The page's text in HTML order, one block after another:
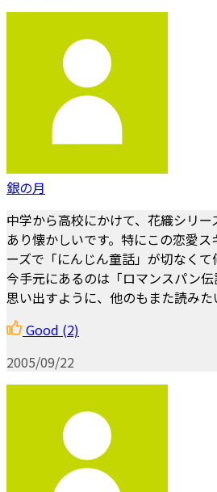
銀の月
中学から高校にかけて、花織シリ
あり懐かしいです。特にこの恋愛
ーズで「にんじん童話」が切なくて
今手元にあるのは「ロマンスパン
思い出すように、他のもまた読みた
Good (2)
2005/09/22